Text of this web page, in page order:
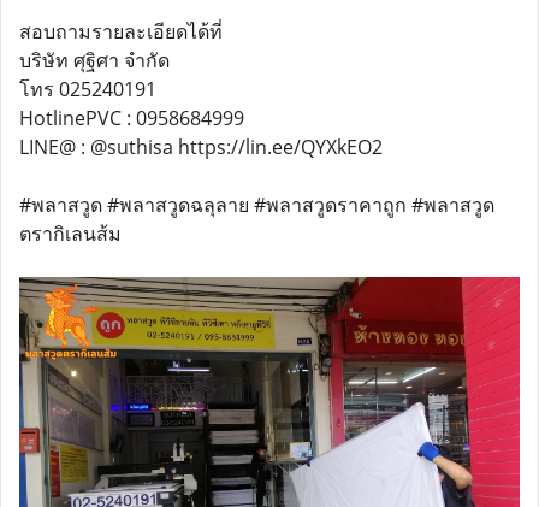
สอบถามรายละเอียดได้ที่
บริษัท ศุฐิศา จำกัด
โทร 025240191
HotlinePVC : 0958684999
LINE@ : @suthisa https://lin.ee/QYXkEO2
#พลาสวูด #พลาสวูดฉลุลาย #พลาสวูดราคาถูก #พลาสวูด
ตรากิเลนส้ม